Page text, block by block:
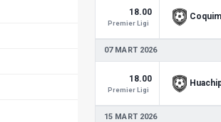
18.00
Premier Ligi
07 MART 2026
18.00
Premier Ligi
15 MART 2026